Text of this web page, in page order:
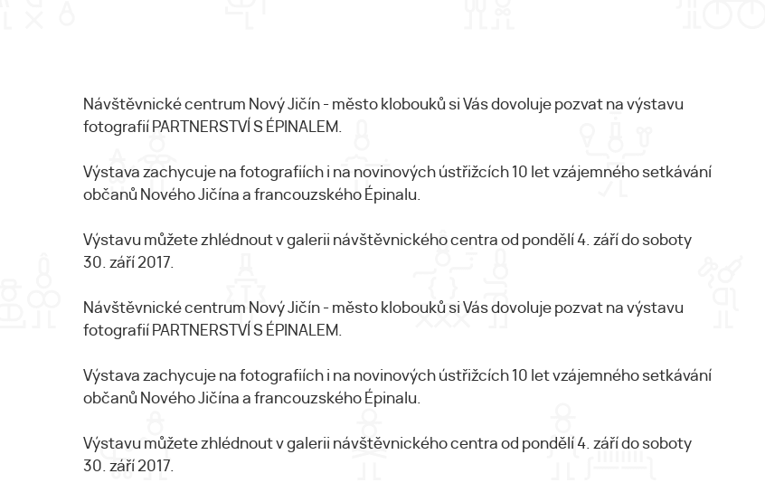
Návštěvnické centrum Nový Jičín - město klobouků si Vás dovoluje pozvat na výstavu
fotografií PARTNERSTVÍ S ÉPINALEM.
Výstava zachycuje na fotografiích i na novinových ústřižcích 10 let vzájemného setkávání
občanů Nového Jičína a francouzského Épinalu.
Výstavu můžete zhlédnout v galerii návštěvnického centra od pondělí 4. září do soboty
30. září 2017.
Návštěvnické centrum Nový Jičín - město klobouků si Vás dovoluje pozvat na výstavu
fotografií PARTNERSTVÍ S ÉPINALEM.
Výstava zachycuje na fotografiích i na novinových ústřižcích 10 let vzájemného setkávání
občanů Nového Jičína a francouzského Épinalu.
Výstavu můžete zhlédnout v galerii návštěvnického centra od pondělí 4. září do soboty
30. září 2017.